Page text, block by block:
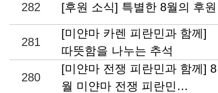
282
[후원 소식] 특별한 8월의 후원
281
[미얀마 카렌 피란민과 함께]
따뜻함을 나누는 추석
280
[미얀마 전쟁 피란민과 함께] 8
월 미얀마 전쟁 피란민…